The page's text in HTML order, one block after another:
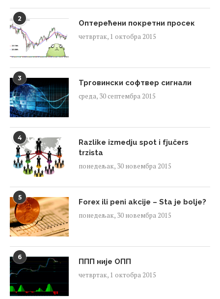
2
Оптерећени покретни просек
четвртак, 1 октобра 2015
3
Трговински софтвер сигнали
среда, 30 септембра 2015
4
Razlike izmedju spot i fjučers
trzista
понедељак, 30 новембра 2015
5
Forex ili peni akcije – Sta je bolje?
понедељак, 30 новембра 2015
6
ППП није ОПП
четвртак, 1 октобра 2015